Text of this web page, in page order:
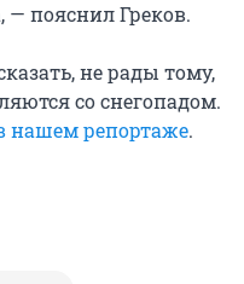
— пояснил Греков.
не рады тому,
со снегопадом.
нашем репортаже.